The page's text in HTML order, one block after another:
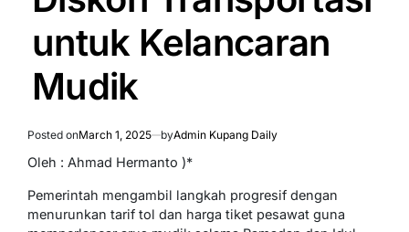
untuk Kelancaran
Mudik
Posted onMarch 1, 2025 byAdmin Kupang Daily
Oleh : Ahmad Hermanto )*
Pemerintah mengambil langkah progresif dengan
menurunkan tarif tol dan harga tiket pesawat guna